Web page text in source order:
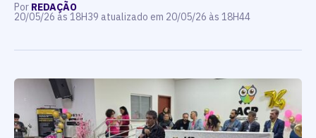
Por REDAÇÃO
20/05/26 às 18H39 atualizado em 20/05/26 às 18H44